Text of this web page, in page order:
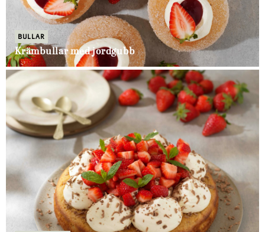
BULLAR
Krämbullar med jordgubb